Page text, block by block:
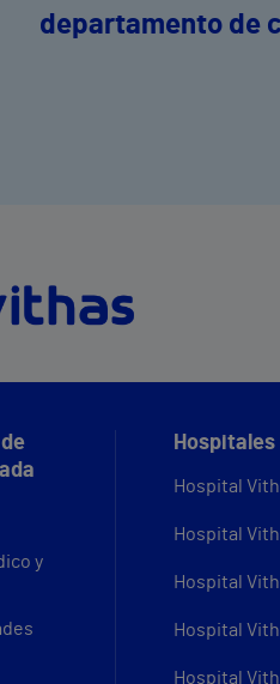
departamento de
y
Hospital
Hospital
Hospital
Hospital
Hospital